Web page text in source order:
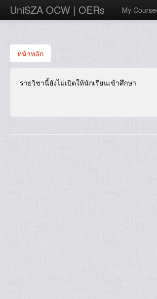
UniSZA OCW | OERs My
หน้าหลัก
รายวิชานี้ยังไม่เปิดให้นักเรียนเข้าศึกษา